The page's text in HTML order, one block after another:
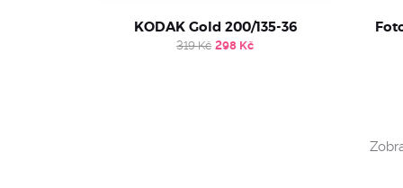
KODAK Gold 200/135-36
319Kč Original
298 KčCurrent